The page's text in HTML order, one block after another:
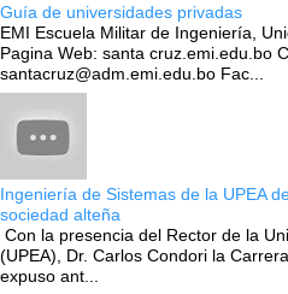
Guía de universidades privadas
EMI Escuela Militar de Ingeniería,
Pagina Web: santa cruz.emi.edu.bo
santacruz@adm.emi.edu.bo Fac...
Ingeniería de Sistemas de la UPEA
sociedad alteña
Con la presencia del Rector de la
(UPEA), Dr. Carlos Condori la
expuso ant...